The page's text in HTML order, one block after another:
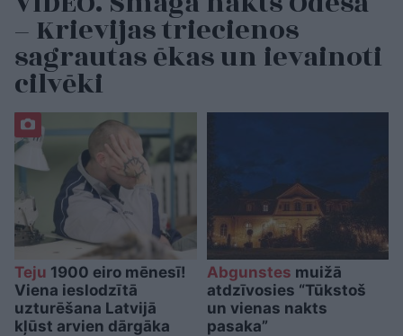
– Krievijas triecienos
sagrautas ēkas un ievainoti
cilvēki
Teju 1900 eiro mēnesī!
Viena ieslodzītā
uzturēšana Latvijā
kļūst arvien dārgāka
Abgunstes muižā
atdzīvosies “Tūkstoš
un vienas nakts
pasaka”